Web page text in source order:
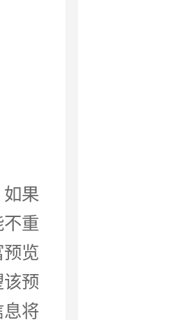
果
重
览
该预
将